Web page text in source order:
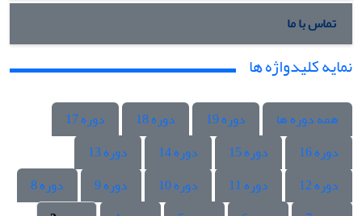
تماس با ما
نمایه کلیدواژه ها
همه دوره ها دوره 19 دوره 18
دوره 17
دوره 16
دوره 15 دوره 14
دوره 13
دوره 12
دوره 11 دوره 10 دوره 9
دوره 8